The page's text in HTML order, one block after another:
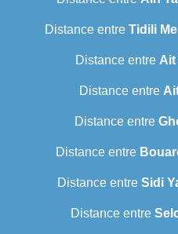
Distance entre Tidili
Distance entre Ait
Distance entre
Distance entre
Distance entre
Distance entre Sidi
Distance entre